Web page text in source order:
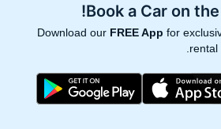
Book a Car on the
Download our FREE App for
rental